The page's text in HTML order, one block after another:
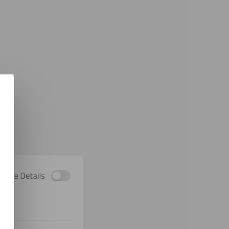
Zeige Details